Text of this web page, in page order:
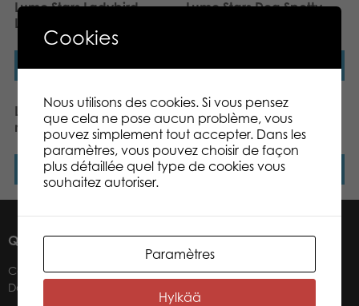
Lumo Stars Ladybird
Leppis mini plush
Lire la suite
Lumo Stars Dog Spotty
Lire la suite
Lumo Stars Wolf Woody
mini plush
Lire la suite
Lumo Stars Bear Camo
mini plush
Lire la suite
QUI SOMMES-NOUS ?
Contacts
Détaillants
Cookies
Nous utilisons des cookies. Si vous pensez
que cela ne pose aucun problème, vous
pouvez simplement tout accepter. Dans les
paramètres, vous pouvez choisir de façon
plus détaillée quel type de cookies vous
souhaitez autoriser.
Paramètres
Hylkää